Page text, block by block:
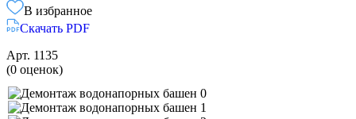
В избранное
Скачать PDF
Арт. 1135
(0 оценок)